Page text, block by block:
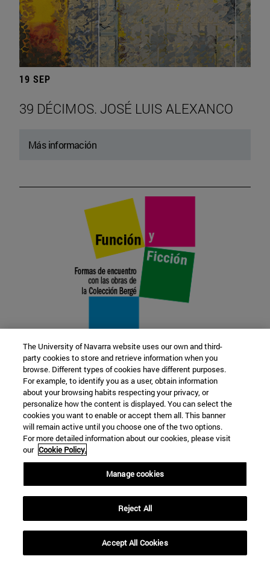
19 SEP
39 DÉCIMOS. JOSÉ LUIS ALEXANCO
Más información
22 SEP
FUNCIÓN Y FICCIÓN. Varios artistas
Más información
The University of Navarra website uses our own and third-
party cookies to store and retrieve information when you
browse. Different types of cookies have different purposes.
For example, to identify you as a user, obtain information
about your browsing habits respecting your privacy, or
personalize how the content is displayed. You can select the
cookies you want to enable or accept them all. This banner
will remain active until you choose one of the two options.
For more detailed information about our cookies, please visit
our Cookie Policy.
Manage cookies
Reject All
Accept All Cookies